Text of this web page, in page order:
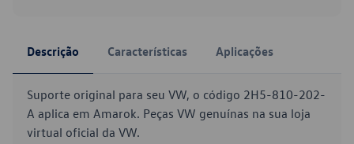
Descrição Características Aplicações
Suporte original para seu VW, o código 2H5-810-202-
A aplica em Amarok. Peças VW genuínas na sua loja
virtual oficial da VW.